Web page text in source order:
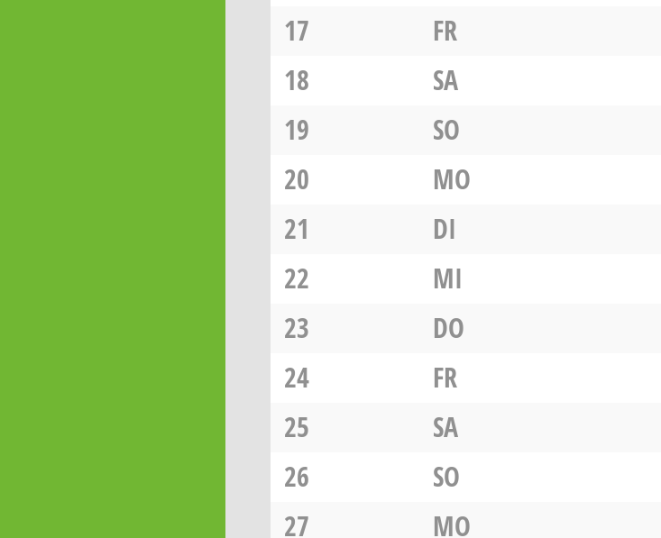
17
FR
18
SA
19
SO
20
MO
21
DI
22
MI
23
DO
24
FR
25
SA
26
SO
27
MO